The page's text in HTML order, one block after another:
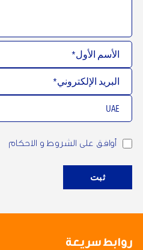
أوافق على الشروط و الاحكام
ثبت
روابط سريعة